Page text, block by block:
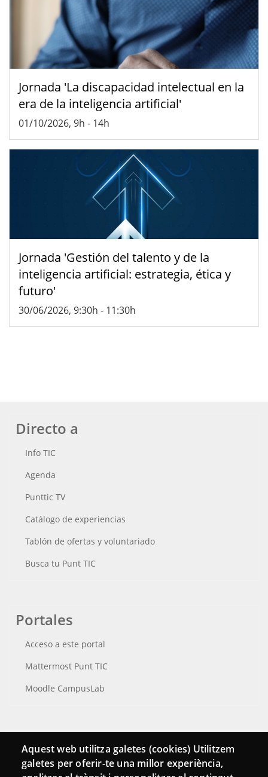
Jornada 'La discapacidad intelectual en la
era de la inteligencia artificial'
01/10/2026, 9h - 14h
Jornada 'Gestión del talento y de la
inteligencia artificial: estrategia, ética y
futuro'
30/06/2026, 9:30h - 11:30h
Directo a
Info TIC
Agenda
Punttic TV
Catálogo de experiencias
Tablón de ofertas y voluntariado
Busca tu Punt TIC
Portales
Acceso a este portal
Mattermost Punt TIC
Moodle CampusLab
Conecta
Contacto
Aquest web utilitza galetes (cookies) Utilitzem
galetes per oferir-te una millor experiència,